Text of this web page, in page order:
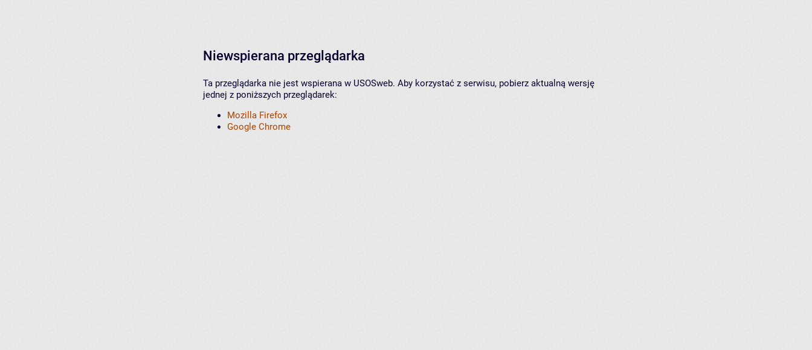
Niewspierana przeglądarka
Ta przeglądarka nie jest wspierana w USOSweb. Aby korzystać z serwisu, pobierz aktualną wersję
jednej z poniższych przeglądarek:
Mozilla Firefox
Google Chrome